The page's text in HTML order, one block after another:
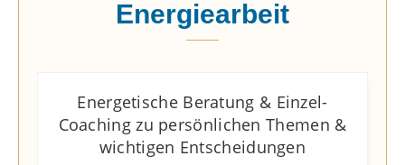
Energiearbeit
Energetische Beratung & Einzel-
Coaching zu persönlichen Themen &
wichtigen Entscheidungen​